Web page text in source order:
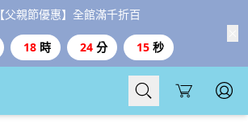
【父親節優惠】全館滿千折百
18 時 24 分 14 秒
Cart